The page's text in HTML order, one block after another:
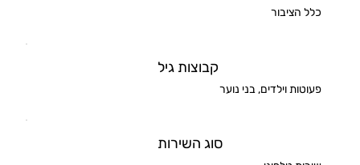
כלל הציבור
קבוצות גיל
פעוטות וילדים, בני נוער
סוג השירות